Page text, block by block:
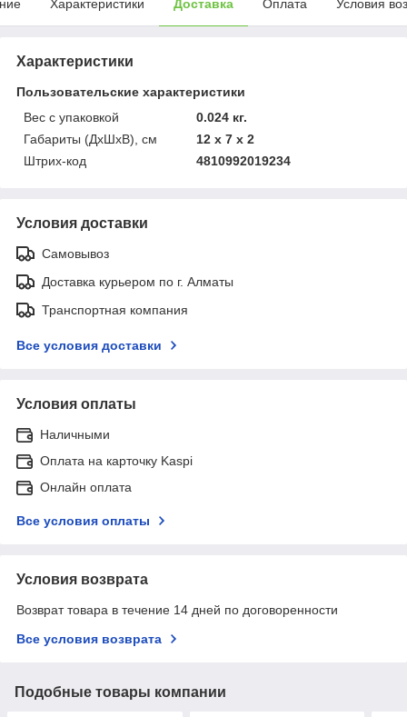
Характеристики Доставка Оплата Условия
Характеристики
Пользовательские характеристики
Вес с упаковкой
0.024 кг.
Габариты (ДхШхВ), см
12 x 7 x 2
Штрих-код
4810992019234
Условия доставки
Самовывоз
Доставка курьером по г. Алматы
Транспортная компания
Все условия доставки
Условия оплаты
Наличными
Оплата на карточку Kaspi
Онлайн оплата
Все условия оплаты
Условия возврата
Возврат товара в течение 14 дней по договоренности
Все условия возврата
Подобные товары компании